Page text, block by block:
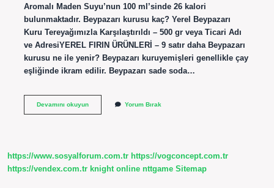
Aromalı Maden Suyu’nun 100 ml’sinde 26 kalori
bulunmaktadır. Beypazarı kurusu kaç? Yerel Beypazarı
Kuru Tereyağımızla Karşılaştırıldı – 500 gr veya Ticari Adı
ve AdresiYEREL FIRIN ÜRÜNLERİ – 9 satır daha Beypazarı
kurusu ne ile yenir? Beypazarı kuruyemişleri genellikle çay
eşliğinde ikram edilir. Beypazarı sade soda…
Devamını okuyun1
Yorum Bırak
https://www.sosyalforum.com.tr https://vogconcept.com.tr
https://vendex.com.tr knight online nttgame Sitemap